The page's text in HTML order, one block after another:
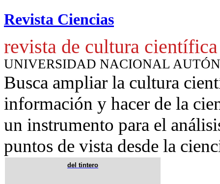
Revista Ciencias
revista de cultura científica
UNIVERSIDAD NACIONAL
Busca ampliar la cultura
información y hacer de la
un instrumento para el
puntos de vista desde la
del tintero